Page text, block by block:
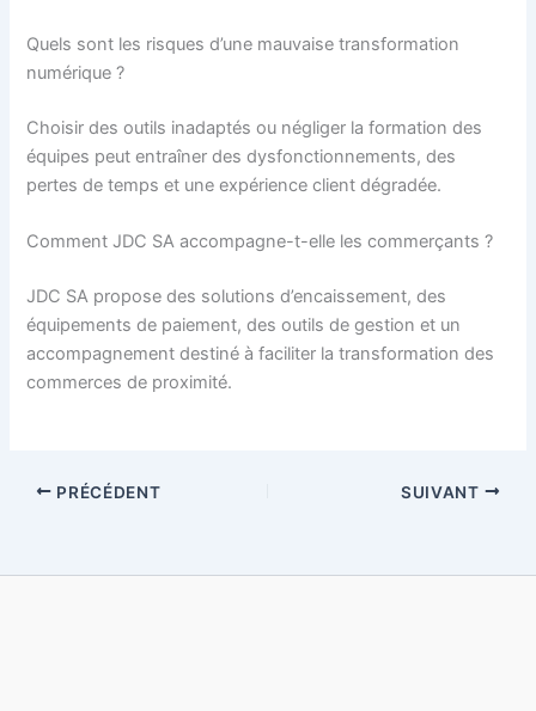
Quels sont les risques d’une mauvaise transformation
numérique ?
Choisir des outils inadaptés ou négliger la formation des
équipes peut entraîner des dysfonctionnements, des
pertes de temps et une expérience client dégradée.
Comment JDC SA accompagne-t-elle les commerçants ?
JDC SA propose des solutions d’encaissement, des
équipements de paiement, des outils de gestion et un
accompagnement destiné à faciliter la transformation des
commerces de proximité.
PRÉCÉDENT SUIVANT